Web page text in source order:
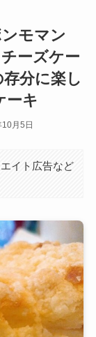
ンモマン
ーズケー
分に楽し
ーキ
月5日
イト広告など